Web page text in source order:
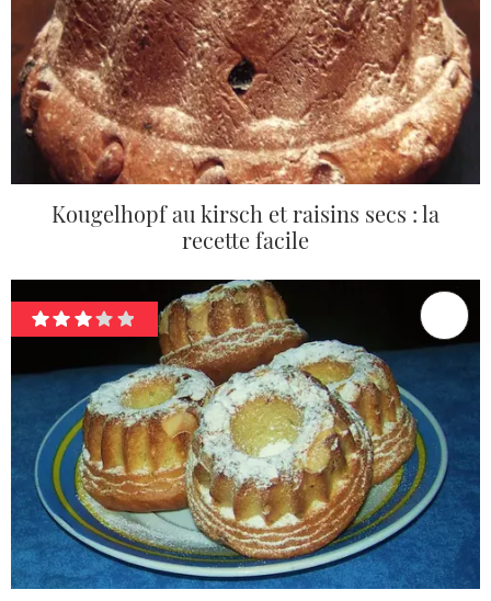
Kougelhopf au kirsch et raisins secs : la
recette facile